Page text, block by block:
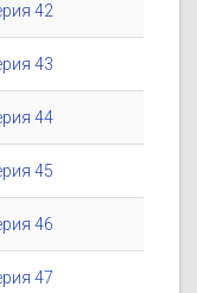
42
43
44
45
46
47